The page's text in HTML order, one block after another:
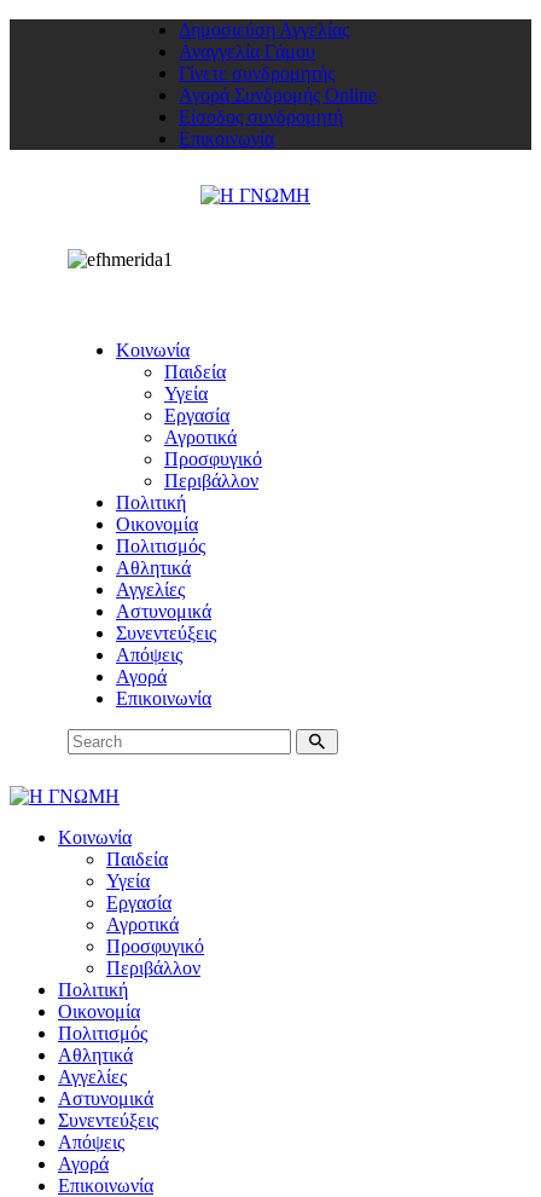
Δημοσιεύση Αγγελίας
Αναγγελία Γάμου
Γίνετε συνδρομητής
Αγορά Συνδρομής Online
Είσοδος συνδρομητή
Επικοινωνία
Κοινωνία
Παιδεία
Υγεία
Εργασία
Αγροτικά
Προσφυγικό
Περιβάλλον
Πολιτική
Οικονομία
Πολιτισμός
Αθλητικά
Αγγελίες
Αστυνομικά
Συνεντεύξεις
Απόψεις
Αγορά
Επικοινωνία
Κοινωνία
Παιδεία
Υγεία
Εργασία
Αγροτικά
Προσφυγικό
Περιβάλλον
Πολιτική
Οικονομία
Πολιτισμός
Αθλητικά
Αγγελίες
Αστυνομικά
Συνεντεύξεις
Απόψεις
Αγορά
Επικοινωνία